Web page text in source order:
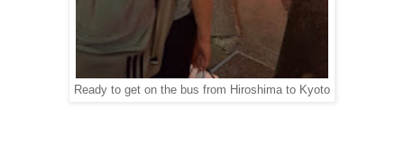
Ready to get on the bus from Hiroshima to Kyoto